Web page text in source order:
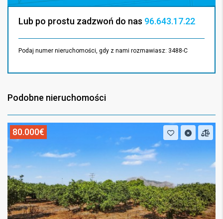
Lub po prostu zadzwoń do nas 96.643.17.22
Podaj numer nieruchomości, gdy z nami rozmawiasz: 3488-C
Podobne nieruchomości
80.000€